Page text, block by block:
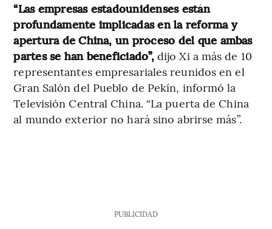
“Las empresas estadounidenses están
profundamente implicadas en la reforma y
apertura de China, un proceso del que ambas
partes se han beneficiado”,dijo Xi a más de 10
representantes empresariales reunidos en el
Gran Salón del Pueblo de Pekín, informó la
Televisión Central China. “La puerta de China
al mundo exterior no hará sino abrirse más”.
PUBLICIDAD